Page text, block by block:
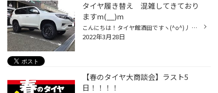
タイヤ履き替え 混雑してきており
ますm(__)m
こんにちは！タイヤ館酒田ですヽ(^o^)丿 週末も好評開催中の【春のタイヤ大商談会】へご来店ありがとうございます！！ セール期間も残すところ・・あと・・2日っΣ(ﾟДﾟ) 是非お気軽にお立ち寄りくださいね!(^^)! さてタイヤ館酒田では タイヤの履き替えが混雑してきておりますm(__)m 事前のご予約はW...
2022年3月28日
【春のタイヤ大商談会】ラスト5
日！！！！